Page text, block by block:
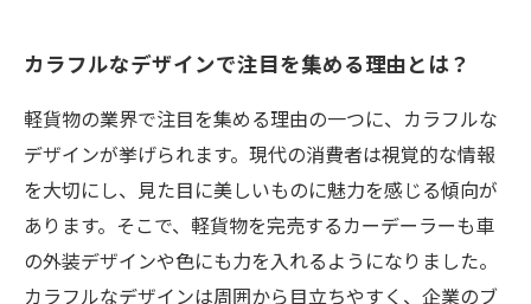
カラフルなデザインで注目を集める理由とは？
軽貨物の業界で注目を集める理由の一つに、カラフルな
デザインが挙げられます。現代の消費者は視覚的な情報
を大切にし、見た目に美しいものに魅力を感じる傾向が
あります。そこで、軽貨物を完売するカーデーラーも車
の外装デザインや色にも力を入れるようになりました。
カラフルなデザインは周囲から目立ちやすく、企業のブ